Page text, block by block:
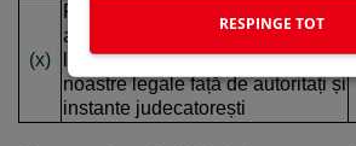
RESPINGE TOT
(x)
Pentru a ne oferi posibilitatea de
a fi în accord cu prevederile
legale vis a vis de obligațiile
noastre legale față de autoritați și
instante judecatorești